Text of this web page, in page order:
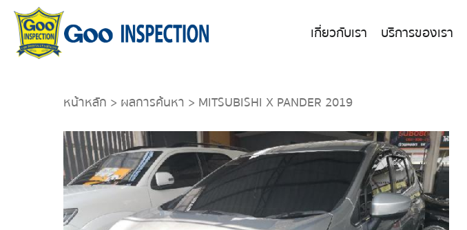
เกี่ยวกับเรา บริการของเรา
หน้าหลัก > ผลการค้นหา > MITSUBISHI X PANDER 2019